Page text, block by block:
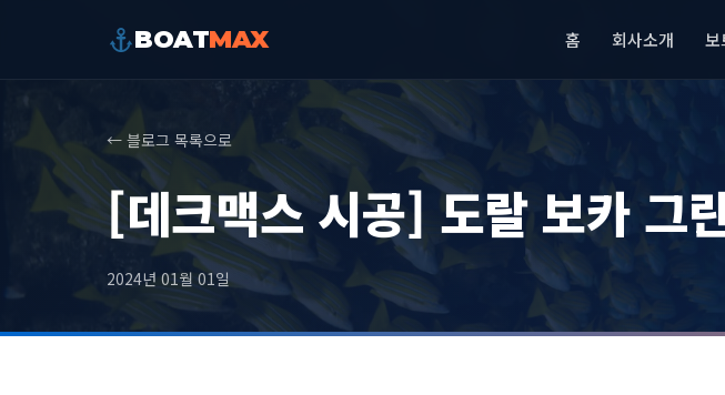
BOATMAX 홈 회사소개 보
← 블로그 목록으로
[데크맥스 시공] 도랄 보카
2024년 01월 01일